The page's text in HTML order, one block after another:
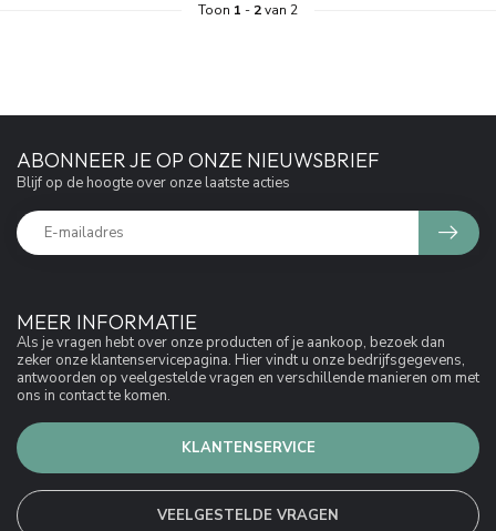
Toon 1 - 2van 2
MEER INFORMATIE
Als je vragen hebt over onze producten of je aankoop, bezoek dan
zeker onze klantenservicepagina. Hier vindt u onze bedrijfsgegevens,
antwoorden op veelgestelde vragen en verschillende manieren om met
ons in contact te komen.
KLANTENSERVICE
VEELGESTELDE VRAGEN
ABONNEER JE OP ONZE NIEUWSBRIEF
Blijf op de hoogte over onze laatste acties